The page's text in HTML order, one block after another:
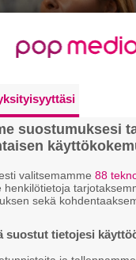
ja Sami
–
ja leveitä
suostumuksesi
valitsemamme88
henkilötietoja
sekä
suostut tietojesi